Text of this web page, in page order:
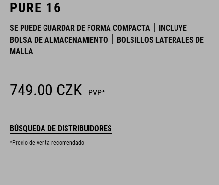
PURE 16
SE PUEDE GUARDAR DE FORMA COMPACTA
INCLUYE
BOLSA DE ALMACENAMIENTO
BOLSILLOS LATERALES DE
MALLA
749.00 CZK PVP*
BÚSQUEDA DE DISTRIBUIDORES
*Precio de venta recomendado